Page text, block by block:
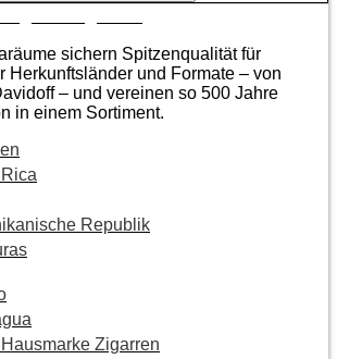
sichern Spitzenqualität für
Herkunftsländer und Formate – von
– und vereinen so 500 Jahre
in einem Sortiment.
Republik
Zigarren